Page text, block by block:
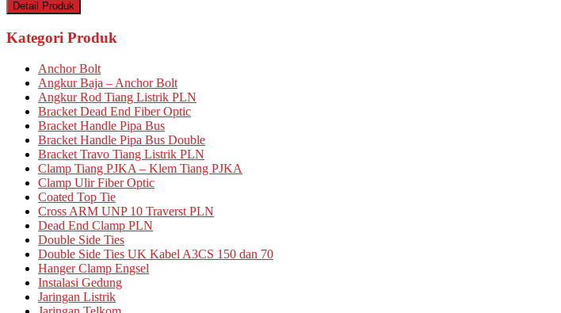
Detail Produk
Kategori Produk
Anchor Bolt
Angkur Baja – Anchor Bolt
Angkur Rod Tiang Listrik PLN
Bracket Dead End Fiber Optic
Bracket Handle Pipa Bus
Bracket Handle Pipa Bus Double
Bracket Travo Tiang Listrik PLN
Clamp Tiang PJKA – Klem Tiang PJKA
Clamp Ulir Fiber Optic
Coated Top Tie
Cross ARM UNP 10 Traverst PLN
Dead End Clamp PLN
Double Side Ties
Double Side Ties UK Kabel A3CS 150 dan 70
Hanger Clamp Engsel
Instalasi Gedung
Jaringan Listrik